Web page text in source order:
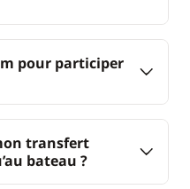
pour participer
transfert
bateau ?